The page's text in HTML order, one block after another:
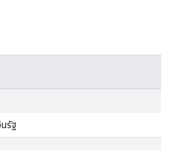
นรัฐ